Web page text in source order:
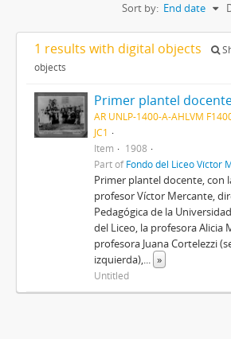
Sort by: End date
1 results with digital objects
objects
Primer plantel
AR UNLP-1400-A-AHLVM
JC1
Item
1908
Part ofFondo del Liceo Víctor
Primer plantel docente, con
profesor Víctor Mercante,
Pedagógica de la
del Liceo, la profesora Alicia
profesora Juana Cortelezzi
izquierda),... »
Untitled